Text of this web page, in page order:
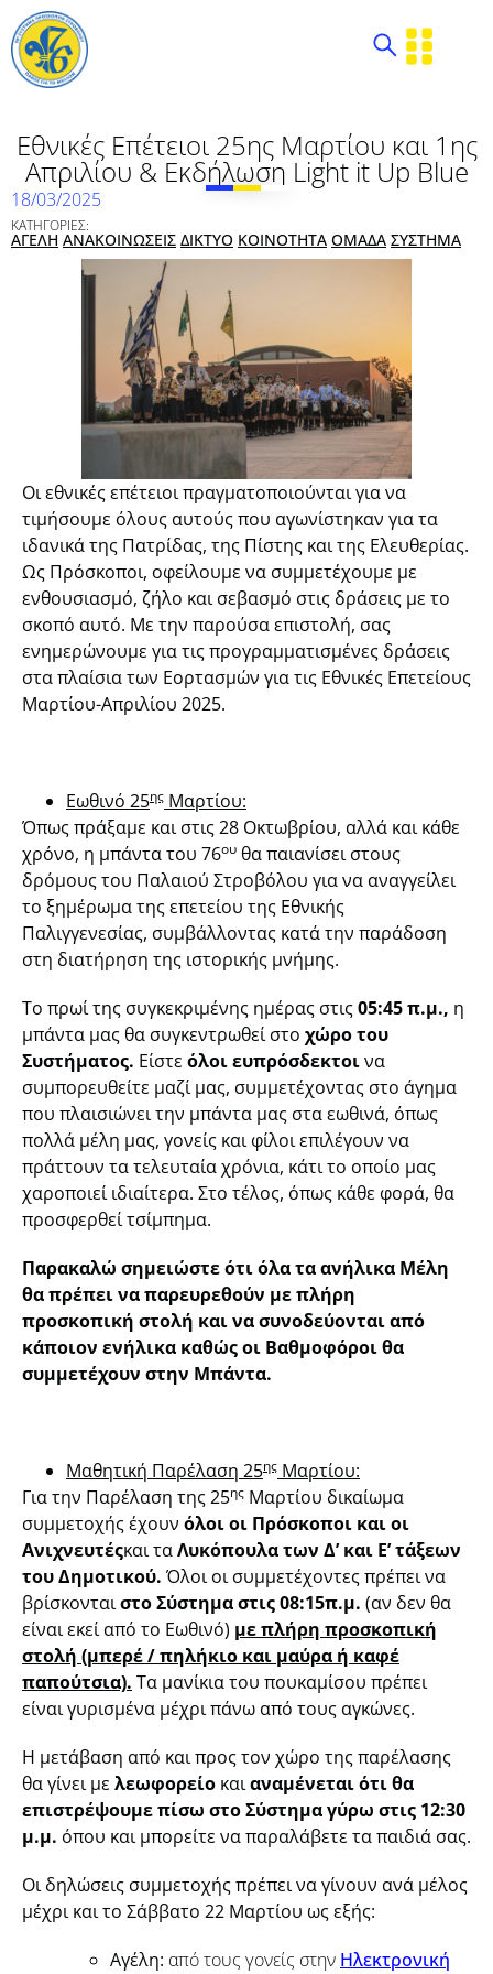
Εθνικές Επέτειοι 25ης Μαρτίου και 1ης
Απριλίου & Εκδήλωση Light it Up Blue
18/03/2025
ΚΑΤΗΓΟΡΙΕΣ:
ΑΓΕΛΗ ΑΝΑΚΟΙΝΩΣΕΙΣ ΔΙΚΤΥΟ ΚΟΙΝΟΤΗΤΑ ΟΜΑΔΑ ΣΥΣΤΗΜΑ
Οι εθνικές επέτειοι πραγματοποιούνται για να
τιμήσουμε όλους αυτούς που αγωνίστηκαν για τα
ιδανικά της Πατρίδας, της Πίστης και της Ελευθερίας.
Ως Πρόσκοποι, οφείλουμε να συμμετέχουμε με
ενθουσιασμό, ζήλο και σεβασμό στις δράσεις με το
σκοπό αυτό. Με την παρούσα επιστολή, σας
ενημερώνουμε για τις προγραμματισμένες δράσεις
στα πλαίσια των Εορτασμών για τις Εθνικές Επετείους
Μαρτίου-Απριλίου 2025.
Εωθινό 25ης Μαρτίου:
Όπως πράξαμε και στις 28 Οκτωβρίου, αλλά και κάθε
χρόνο, η μπάντα του 76ου θα παιανίσει στους
δρόμους του Παλαιού Στροβόλου για να αναγγείλει
το ξημέρωμα της επετείου της Εθνικής
Παλιγγενεσίας, συμβάλλοντας κατά την παράδοση
στη διατήρηση της ιστορικής μνήμης.
Το πρωί της συγκεκριμένης ημέρας στις05:45 π.μ., η
μπάντα μας θα συγκεντρωθεί στο χώρο του
Συστήματος. Είστε όλοι ευπρόσδεκτοινα
συμπορευθείτε μαζί μας, συμμετέχοντας στο άγημα
που πλαισιώνει την μπάντα μας στα εωθινά, όπως
πολλά μέλη μας, γονείς και φίλοι επιλέγουν να
πράττουν τα τελευταία χρόνια, κάτι το οποίο μας
χαροποιεί ιδιαίτερα. Στο τέλος, όπως κάθε φορά, θα
προσφερθεί τσίμπημα.
Παρακαλώ σημειώστε ότι όλα τα ανήλικα Μέλη
θα πρέπει να παρευρεθούν με πλήρη
προσκοπική στολή και να συνοδεύονται από
κάποιον ενήλικα καθώς οι Βαθμοφόροι θα
συμμετέχουν στην Μπάντα.
Μαθητική Παρέλαση 25ης Μαρτίου:
Για την Παρέλαση της 25ης Μαρτίου δικαίωμα
συμμετοχής έχουν όλοι οι Πρόσκοποι και οι
Ανιχνευτέςκαι ταΛυκόπουλα των Δ’ και Ε’ τάξεων
του Δημοτικού. Όλοι οι συμμετέχοντες πρέπει να
βρίσκονταιστο Σύστημα στις 08:15π.μ. (αν δεν θα
είναι εκεί από το Εωθινό) με πλήρη προσκοπική
στολή (μπερέ / πηλήκιο και μαύρα ή καφέ
παπούτσια). Τα μανίκια του πουκαμίσου πρέπει
είναι γυρισμένα μέχρι πάνω από τους αγκώνες.
Η μετάβαση από και προς τον χώρο της παρέλασης
θα γίνει με λεωφορείο καιαναμένεται ότι θα
επιστρέψουμε πίσω στο Σύστημα γύρω στις 12:30
μ.μ. όπου και μπορείτε να παραλάβετε τα παιδιά σας.
Οι δηλώσεις συμμετοχής πρέπει να γίνουν ανά μέλος
μέχρι και το Σάββατο 22 Μαρτίου ως εξής:
Αγέλη: από τους γονείς στην Ηλεκτρονική